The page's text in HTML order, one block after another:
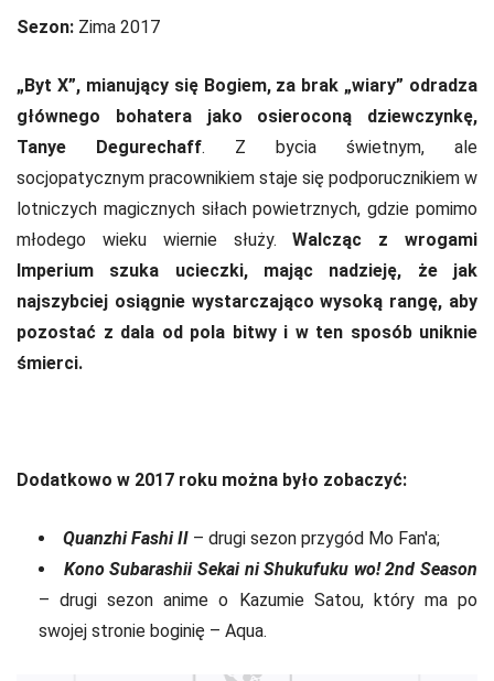
Sezon: Zima 2017
„Byt X”, mianujący się Bogiem, za brak „wiary” odradza
głównego bohatera jako osieroconą dziewczynkę,
Tanye Degurechaff. Z bycia świetnym, ale
socjopatycznym pracownikiem staje się podporucznikiem w
lotniczych magicznych siłach powietrznych, gdzie pomimo
młodego wieku wiernie służy.Walcząc z wrogami
Imperium szuka ucieczki, mając nadzieję, że jak
najszybciej osiągnie wystarczająco wysoką rangę, aby
pozostać z dala od pola bitwy i w ten sposób uniknie
śmierci.
Dodatkowo w 2017 roku można było zobaczyć:
Quanzhi Fashi II – drugi sezon przygód Mo Fan'a;
Kono Subarashii Sekai ni Shukufuku wo! 2nd Season
– drugi sezon anime o Kazumie Satou, który ma po
swojej stronie boginię – Aqua.